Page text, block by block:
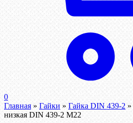
0
Главная » Гайки » Гайка DIN 439-2 »
низкая DIN 439-2 М22